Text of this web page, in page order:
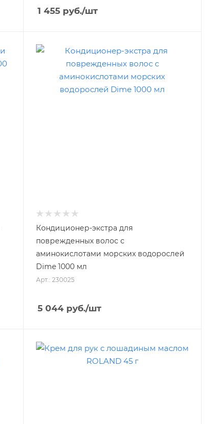
1 455руб./шт
Кондиционер-экстра для
поврежденных волос с
аминокислотами морских водорослей
Dime 1000 мл
Арт.: 230025
5 044руб./шт